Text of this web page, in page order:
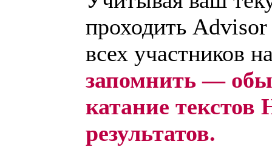
проходить
всех участников
запомнить —
катание
результатов.